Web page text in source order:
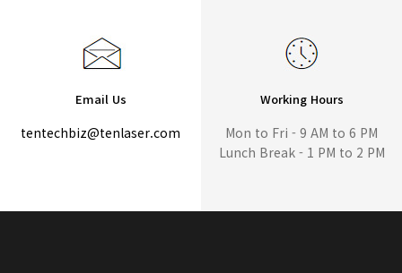
Email Us
tentechbiz@tenlaser.com
Working Hours
Mon to Fri - 9 AM to 6 PM
Lunch Break - 1 PM to 2 PM